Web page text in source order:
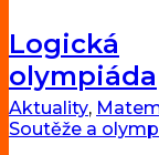
Logická
olympiáda
Aktuality,
Soutěže a